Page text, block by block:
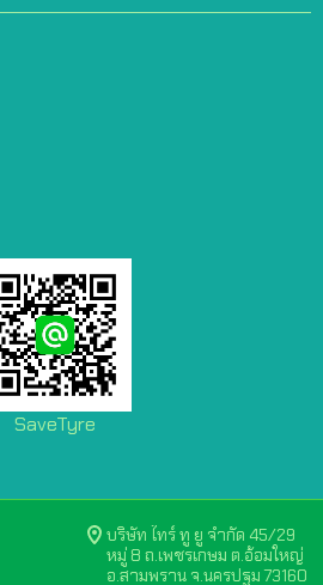
SaveTyre
บริษัท ไทร์ ทู ยู จำกัด 45/29
หมู่ 8 ถ.เพชรเกษม ต.อ้อมใหญ่
อ.สามพราน จ.นครปฐม 73160